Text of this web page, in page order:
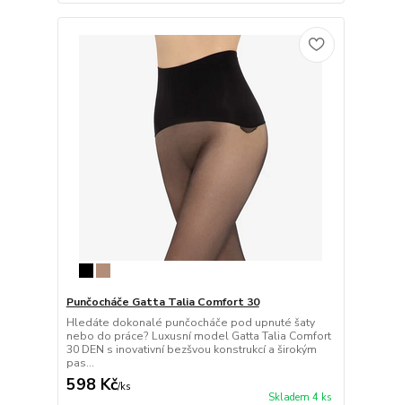
Punčocháče Gatta Talia Comfort 30
Hledáte dokonalé punčocháče pod upnuté šaty
nebo do práce? Luxusní model Gatta Talia Comfort
30 DEN s inovativní bezšvou konstrukcí a širokým
pas...
598 Kč/ks
Skladem 4 ks